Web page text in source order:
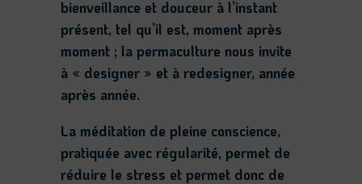
bienveillance et douceur à l’instant
présent, tel qu’il est, moment après
moment ; la permaculture nous invite
à « designer » et à redesigner, année
après année.
La méditation de pleine conscience,
pratiquée avec régularité, permet de
réduire le stress et permet donc de